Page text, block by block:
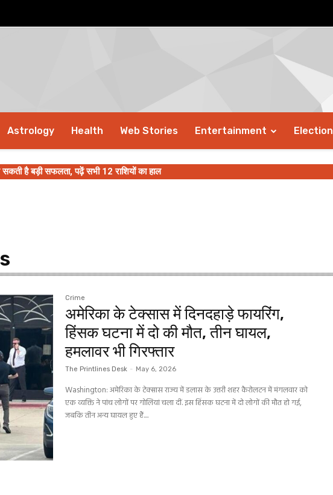
Astrology Health Web Stories Entertainment Election
है बड़ी सफलता, पढ़ें सभी 12 राशियों का हाल
Crime
अमेरिका के टेक्सास में दिनदहाड़े फायरिंग,
हिंसक घटना में दो की मौत, तीन घायल,
हमलावर भी गिरफ्तार
The Printlines Desk - May 6, 2026
Washington: अमेरिका के टेक्सास राज्य में डलास के उत्तरी शहर कैरोलटन में मंगलवार को
एक व्यक्ति ने पांच लोगों पर गोलियां चला दीं. इस हिंसक घटना में दो लोगों की मौत हो गई,
जबकि तीन अन्य घायल हुए हैं....